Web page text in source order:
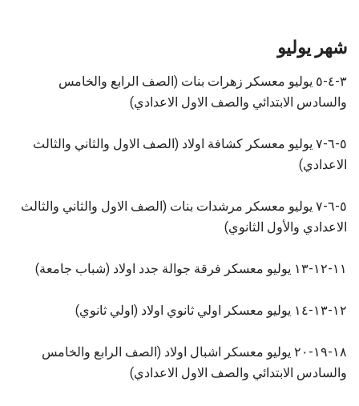
شهر يوليو
٣-٤-٥ يوليو معسكر زهرات بنات (الصف الرابع والخامس
والسادس الابتدائي والصف الاول الاعدادي)
٥-٦-٧ يوليو معسكر كشافة اولاد (الصف الاول والثاني والثالث
الاعدادي)
٥-٦-٧ يوليو معسكر مرشدات بنات (الصف الاول والثاني والثالث
الاعدادي والأول الثانوي)
١١-١٢-١٣ يوليو معسكر فرقة جوالة جدد اولاد (شباب جامعة)
١٢-١٣-١٤ يوليو معسكر اولي ثانوي اولاد (اولي ثانوي)
١٨-١٩-٢٠ يوليو معسكر اشبال اولاد (الصف الرابع والخامس
والسادس الابتدائي والصف الاول الاعدادي)